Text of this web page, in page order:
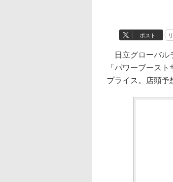
ポスト
日立グローバル
「パワーブース
プライス。店頭予